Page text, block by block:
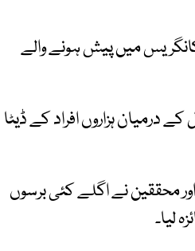
میں پیش ہونے والے
چار بڑے طویل المدتی مطالعوں میں 26 سے 74 سال کے درمیان ہزاروں افراد کے ڈیٹا
محققین نے اگلے کئی برسوں